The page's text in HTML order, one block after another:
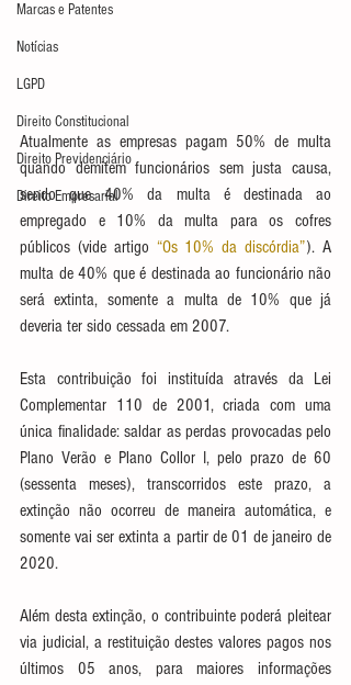
Marcas e Patentes
Notícias
LGPD
Direito Constitucional
Direito Previdenciário
Direito Empresarial
Atualmente as empresas pagam 50% de multa
quando demitem funcionários sem justa causa,
sendo que 40% da multa é destinada ao
empregado e 10% da multa para os cofres
públicos (vide artigo “Os 10% da discórdia”). A
multa de 40% que é destinada ao funcionário não
será extinta, somente a multa de 10% que já
deveria ter sido cessada em 2007.
Esta contribuição foi instituída através da Lei
Complementar 110 de 2001, criada com uma
única finalidade: saldar as perdas provocadas pelo
Plano Verão e Plano Collor I, pelo prazo de 60
(sessenta meses), transcorridos este prazo, a
extinção não ocorreu de maneira automática, e
somente vai ser extinta a partir de 01 de janeiro de
2020.
Além desta extinção, o contribuinte poderá pleitear
via judicial, a restituição destes valores pagos nos
últimos 05 anos, para maiores informações